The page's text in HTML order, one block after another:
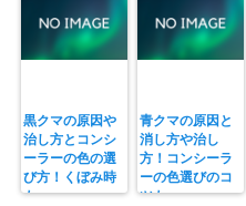
黒クマの原因や
治し方とコンシ
ーラーの色の選
び方！くぼみ時
も
青クマの原因と
消し方や治し
方！コンシーラ
ーの色選びのコ
ツも